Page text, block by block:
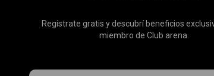
Registrate gratis y descubrí beneficios
miembro de Club arena.